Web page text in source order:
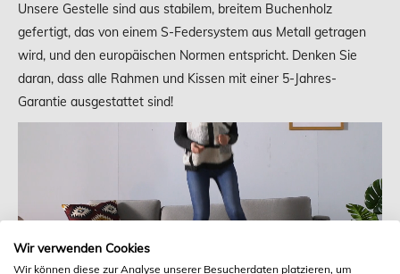
Unsere Gestelle sind aus stabilem, breitem Buchenholz
gefertigt, das von einem S-Federsystem aus Metall getragen
wird, und den europäischen Normen entspricht. Denken Sie
daran, dass alle Rahmen und Kissen mit einer 5-Jahres-
Garantie ausgestattet sind!
Wir verwenden Cookies
Wir können diese zur Analyse unserer Besucherdaten platzieren, um